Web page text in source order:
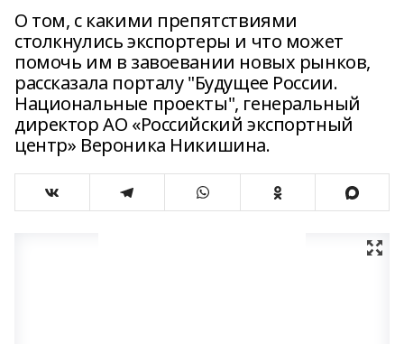
О том, с какими препятствиями
столкнулись экспортеры и что может
помочь им в завоевании новых рынков,
рассказала порталу "Будущее России.
Национальные проекты", генеральный
директор АО «Российский экспортный
центр» Вероника Никишина.